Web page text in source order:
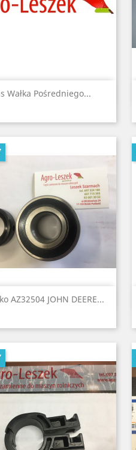
Wałka Pośredniego...
Szybki podgląd
AZ32504 JOHN DEERE...
Szybki podgląd